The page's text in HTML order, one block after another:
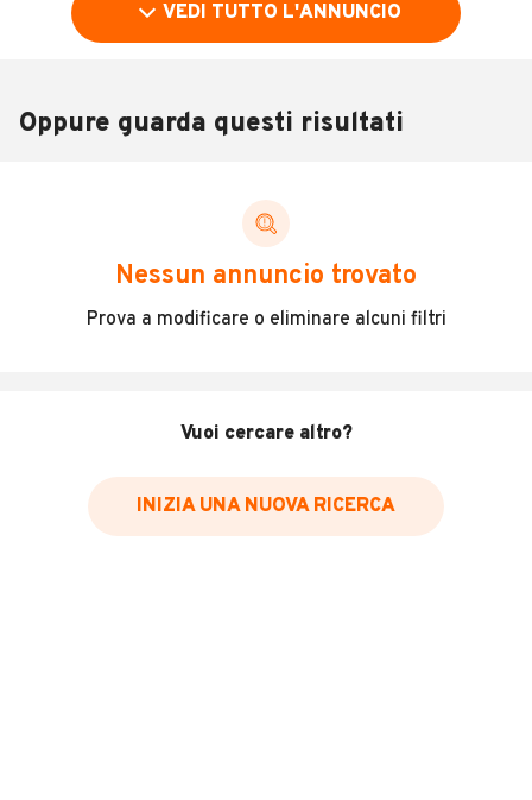
Renault kangoo del 2006 con 105 mila km il furgoncino
INFORMAZIONI VEICOLO
VEDI TUTTO L'ANNUNCIO
Oppure guarda questi risultati
Nessun annuncio trovato
Prova a modificare o eliminare alcuni filtri
Vuoi cercare altro?
INIZIA UNA NUOVA RICERCA